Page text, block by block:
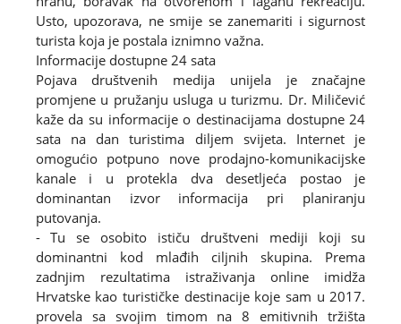
Usto, upozorava, ne smije se zanemariti i sigurnost
turista koja je postala iznimno važna.
Informacije dostupne 24 sata
Pojava društvenih medija unijela je značajne
promjene u pružanju usluga u turizmu. Dr. Miličević
kaže da su informacije o destinacijama dostupne 24
sata na dan turistima diljem svijeta. Internet je
omogućio potpuno nove prodajno-komunikacijske
kanale i u protekla dva desetljeća postao je
dominantan izvor informacija pri planiranju
putovanja.
- Tu se osobito ističu društveni mediji koji su
dominantni kod mlađih ciljnih skupina. Prema
zadnjim rezultatima istraživanja online imidža
Hrvatske kao turističke destinacije koje sam u 2017.
provela sa svojim timom na 8 emitivnih tržišta